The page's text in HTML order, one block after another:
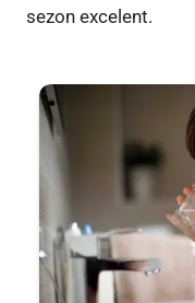
sezon excelent.